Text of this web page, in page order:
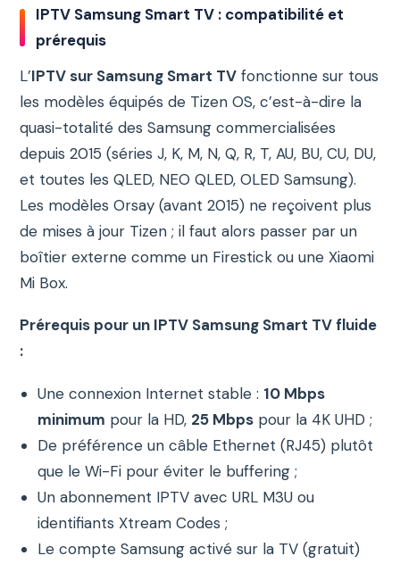
IPTV Samsung Smart TV : compatibilité et
prérequis
L’IPTV sur Samsung Smart TV fonctionne sur tous
les modèles équipés de Tizen OS, c’est-à-dire la
quasi-totalité des Samsung commercialisées
depuis 2015 (séries J, K, M, N, Q, R, T, AU, BU, CU, DU,
et toutes les QLED, NEO QLED, OLED Samsung).
Les modèles Orsay (avant 2015) ne reçoivent plus
de mises à jour Tizen ; il faut alors passer par un
boîtier externe comme un Firestick ou une Xiaomi
Mi Box.
Prérequis pour un IPTV Samsung Smart TV fluide
:
Une connexion Internet stable : 10 Mbps
minimum pour la HD, 25 Mbps pour la 4K UHD ;
De préférence un câble Ethernet (RJ45) plutôt
que le Wi-Fi pour éviter le buffering ;
Un abonnement IPTV avec URL M3U ou
identifiants Xtream Codes ;
Le compte Samsung activé sur la TV (gratuit)